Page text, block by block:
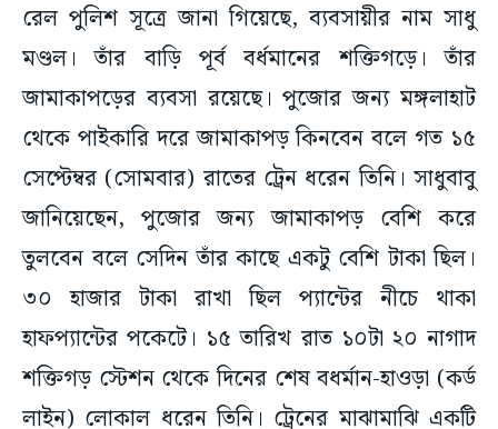
রেল পুলিশ সূত্রে জানা গিয়েছে, ব্যবসায়ীর নাম সাধু
মণ্ডল। তাঁর বাড়ি পূর্ব বর্ধমানের শক্তিগড়ে। তাঁর
জামাকাপড়ের ব্যবসা রয়েছে। পুজোর জন্য মঙ্গলাহাট
থেকে পাইকারি দরে জামাকাপড় কিনবেন বলে গত ১৫
সেপ্টেম্বর (সোমবার) রাতের ট্রেন ধরেন তিনি। সাধুবাবু
জানিয়েছেন, পুজোর জন্য জামাকাপড় বেশি করে
তুলবেন বলে সেদিন তাঁর কাছে একটু বেশি টাকা ছিল।
৩০ হাজার টাকা রাখা ছিল প্যান্টের নীচে থাকা
হাফপ্যান্টের পকেটে। ১৫ তারিখ রাত ১০টা ২০ নাগাদ
শক্তিগড় স্টেশন থেকে দিনের শেষ বধর্মান-হাওড়া (কর্ড
লাইন) লোকাল ধরেন তিনি। ট্রেনের মাঝামাঝি একটি